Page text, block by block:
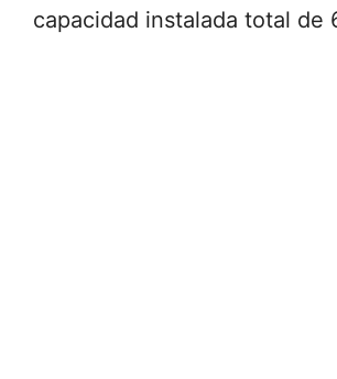
capacidad instalada total de